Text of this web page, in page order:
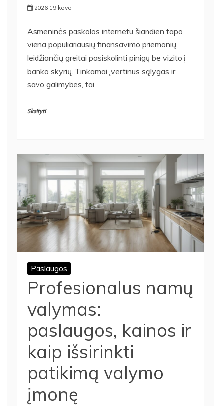
2026 19 kovo
Asmeninės paskolos internetu šiandien tapo
viena populiariausių finansavimo priemonių,
leidžiančių greitai pasiskolinti pinigų be vizito į
banko skyrių. Tinkamai įvertinus sąlygas ir
savo galimybes, tai
Skaityti
Paslaugos
Profesionalus namų
valymas:
paslaugos, kainos ir
kaip išsirinkti
patikimą valymo
įmonę